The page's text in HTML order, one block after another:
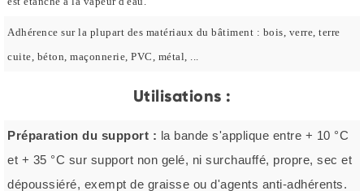
Adhérence sur la plupart des matériaux du bâtiment : bois, verre, terre
cuite, béton, maçonnerie, PVC, métal, ...
Utilisations :
Préparation du support : la bande s'applique entre + 10 °C
et + 35 °C sur support non gelé, ni surchauffé, propre, sec et
dépoussiéré, exempt de graisse ou d'agents anti-adhérents.